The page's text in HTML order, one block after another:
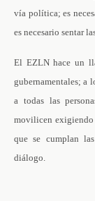
vía política; es
es necesario sentar
El EZLN hace un
gubernamentales; a
a todas las
movilicen
que se cumplan
diálogo.